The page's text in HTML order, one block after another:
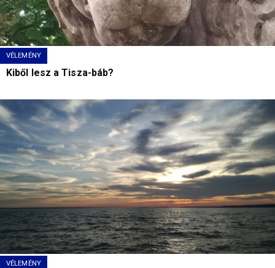
VÉLEMÉNY
Kiből lesz a Tisza-báb?
VÉLEMÉNY